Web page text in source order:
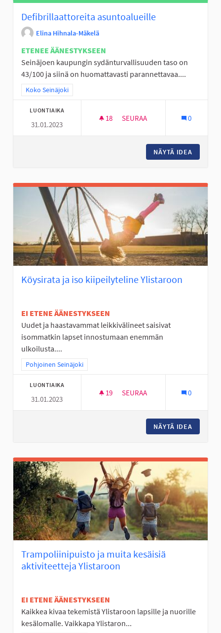
Defibrillaattoreita asuntoalueille
Elina Hihnala-Mäkelä
ETENEE ÄÄNESTYKSEEN
Seinäjoen kaupungin sydänturvallisuuden taso on
43/100 ja siinä on huomattavasti parannettavaa....
Rajaa tulokset teeman mukaan: Koko Seinäjoki
Koko Seinäjoki
LUONTIAIKA
31.01.2023
18 18 SEURAAJAA
SEURAA 0
NÄYTÄ IDEA
Köysirata ja iso kiipeilyteline Ylistaroon
EI ETENE ÄÄNESTYKSEEN
Uudet ja haastavammat leikkivälineet saisivat
isommatkin lapset innostumaan enemmän
ulkoilusta....
Rajaa tulokset teeman mukaan: Pohjoinen Seinäjoki
Pohjoinen Seinäjoki
LUONTIAIKA
31.01.2023
19 19 SEURAAJAA
SEURAA 0
NÄYTÄ IDEA
Trampoliinipuisto ja muita kesäisiä
aktiviteetteja Ylistaroon
EI ETENE ÄÄNESTYKSEEN
Kaikkea kivaa tekemistä Ylistaroon lapsille ja nuorille
kesälomalle. Vaikkapa Ylistaron...